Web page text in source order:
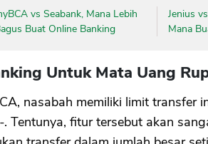
vs Seabank, Mana Lebih
Buat Online Banking
Jenius
Mana
Untuk Mata Uang
nasabah memiliki limit transfer
Tentunya, fitur tersebut akan